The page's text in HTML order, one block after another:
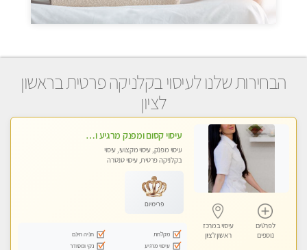
הבחירות שלנו לעיסוי בקלניקה פרטית בראשון
לציון
לפרטים
נוספים
עיסוי במרכז
ראשון לציון
עיסוי קסום ומפנק מרגיע ואיכותי מידי זהב !
עיסוי מפנק, עיסוי מקצועי, עיסוי
בקלניקה פרטית, עיסוי טנטרה
פרימיום
מקלחת
חניה חינם
עיסוי מרגיע
נקי ומסודר